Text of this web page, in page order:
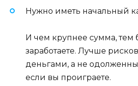
Нужно иметь начальный
И чем крупнее сумма, тем
заработаете. Лучше
деньгами, а не
если вы проиграете.